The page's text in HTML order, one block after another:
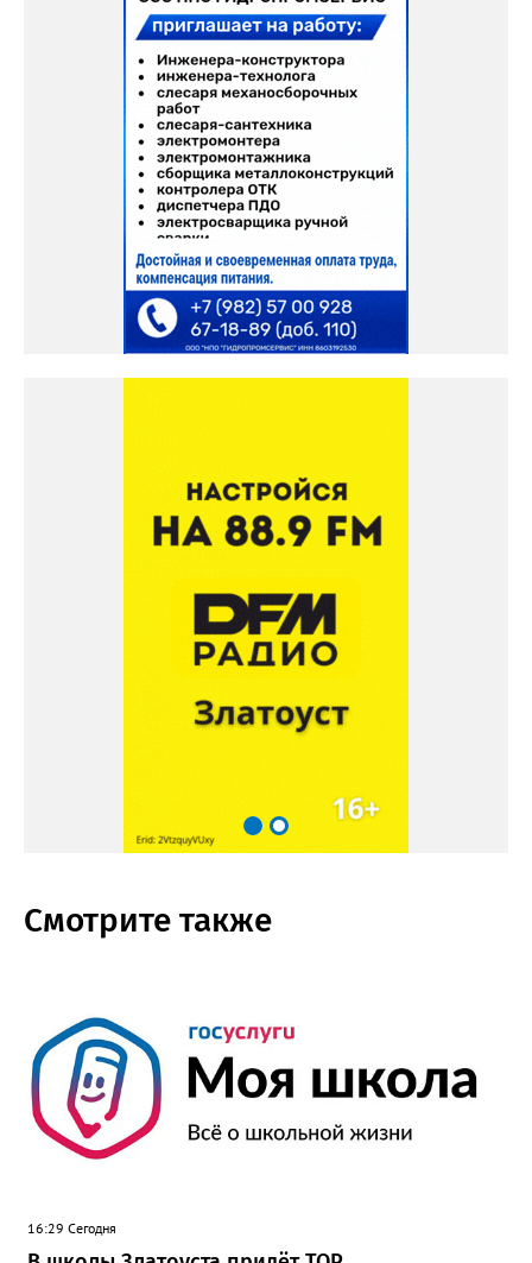
Смотрите также
16:29 Сегодня